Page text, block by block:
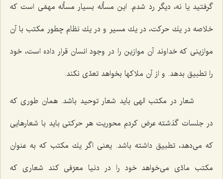
گرفتید یا نه، دیگر رد شدم. این مسأله بسیار مسأله مهمّی است كه
خلاصه در یك حركت، در یك مسیر و در یك نظام چطور مكتب با آن
موازینی كه خداوند آن موازین را در وجود انسان قرار داده است، خود
را تطبیق بدهد. و از آن ملاكها بخواهد تعدّی نكند.
شعار در مكتب الهی باید شعار توحید باشد. همان طوری كه
در جلسات گذشته عرض كردم محوریت هر حركتی باید با شعارهایی
كه می‌دهد، تطبیق داشته باشد. یعنی اگر یك مكتب كه به عنوان
مكتب مادّی می‌خواهد خود را در دنیا معرّفی كند شعاری كه